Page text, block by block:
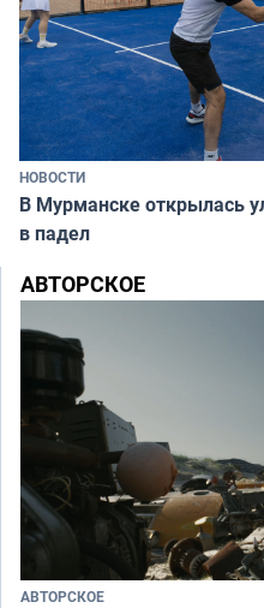
НОВОСТИ
В Мурманске открылась
в падел
АВТОРСКОЕ
АВТОРСКОЕ